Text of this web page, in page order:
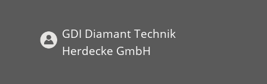
GDI Diamant Technik
Herdecke GmbH